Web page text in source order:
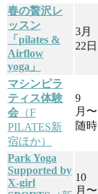
春の贅沢レ
ッスン
「pilates &
Airflow
yoga」
3月
22日
マシンピラ
ティス体験
会 （F
PILATES新
宿ほか）
9
月〜
随時
Park Yoga
Supported by
X-girl
10
月〜